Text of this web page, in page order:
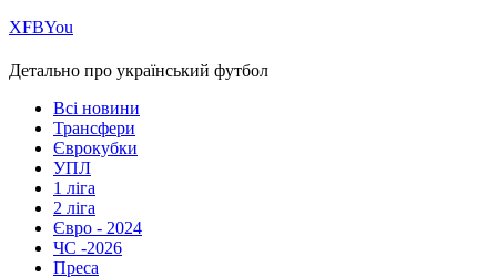
ХFBYou
Детально про український футбол
Всі новини
Трансфери
Єврокубки
УПЛ
1 ліга
2 ліга
Євро - 2024
ЧС -2026
Преса